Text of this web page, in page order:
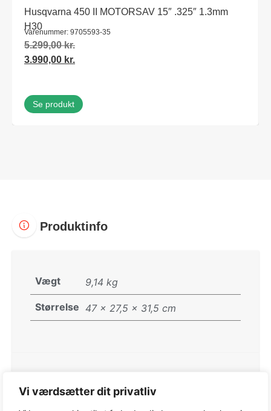
Vi værdsætter dit privatliv
Husqvarna 450 II MOTORSAV 15″ .325″ 1.3mm
H30
Varenummer: 9705593-35
5.299,00kr.
3.990,00 kr.
Se produkt
Produktinfo
Vægt 9,14 kg
Størrelse 47 × 27,5 × 31,5 cm
Kategorier: Motorsave,STIGA Motorsav